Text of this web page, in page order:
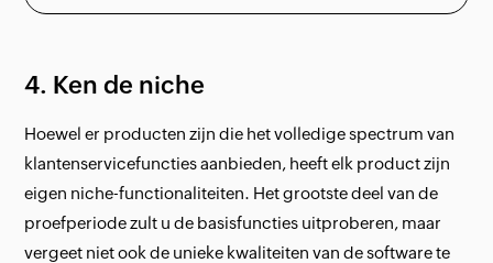
4. Ken de niche
Hoewel er producten zijn die het volledige spectrum van
klantenservicefuncties aanbieden, heeft elk product zijn
eigen niche-functionaliteiten. Het grootste deel van de
proefperiode zult u de basisfuncties uitproberen, maar
vergeet niet ook de unieke kwaliteiten van de software te